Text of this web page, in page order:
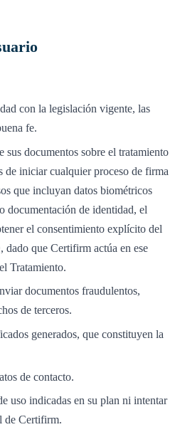
con la legislación vigente, las
fe.
sus documentos sobre el tratamiento
de iniciar cualquier proceso de firma
que incluyan datos biométricos
documentación de identidad, el
el consentimiento explícito del
que Certifirm actúa en ese
Tratamiento.
documentos fraudulentos,
de terceros.
generados, que constituyen la
de contacto.
uso indicadas en su plan ni intentar
de Certifirm.